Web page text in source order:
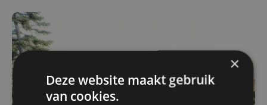
×
Deze website maakt gebruik
van cookies.